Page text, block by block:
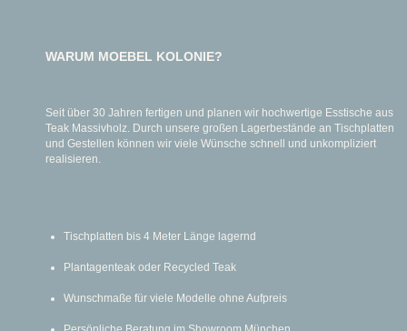
WARUM MOEBEL KOLONIE?
Seit über 30 Jahren fertigen und planen wir hochwertige Esstische aus
Teak Massivholz. Durch unsere großen Lagerbestände an Tischplatten
und Gestellen können wir viele Wünsche schnell und unkompliziert
realisieren.
Tischplatten bis 4 Meter Länge lagernd
Plantagenteak oder Recycled Teak
Wunschmaße für viele Modelle ohne Aufpreis